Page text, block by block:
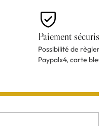
Paiement sécurisé
Possibilité de
Paypalx4, carte